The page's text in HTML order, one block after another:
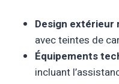
Design extérieur
avec teintes de
Équipements
incluant